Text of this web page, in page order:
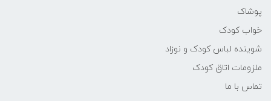
پوشاک
خواب کودک
شوینده لباس کودک و نوزاد
ملزومات اتاق کودک
تماس با ما